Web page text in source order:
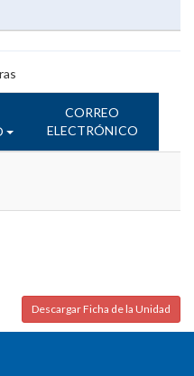
CORREO
ELECTRÓNICO
Descargar Ficha de la Unidad